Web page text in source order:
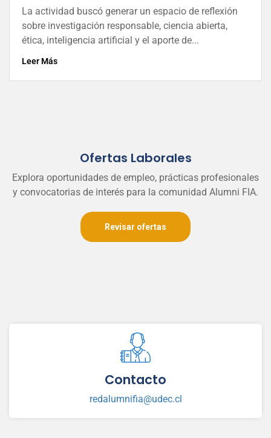
La actividad buscó generar un espacio de reflexión
sobre investigación responsable, ciencia abierta,
ética, inteligencia artificial y el aporte de...
Leer Más
Ofertas Laborales
Explora oportunidades de empleo, prácticas profesionales
y convocatorias de interés para la comunidad Alumni FIA.
Revisar ofertas
Contacto
redalumnifia@udec.cl